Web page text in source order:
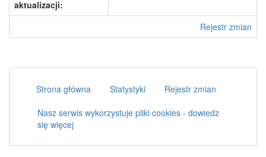
aktualizacji:
Rejestr zmian
Strona główna Statystyki
Rejestr zmian
Nasz serwis wykorzystuje pliki cookies - dowiedz
się więcej